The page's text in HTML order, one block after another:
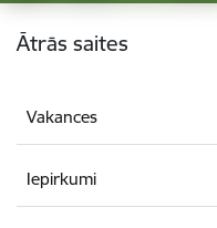
Kājene
Ātrās saites
Vakances
Iepirkumi